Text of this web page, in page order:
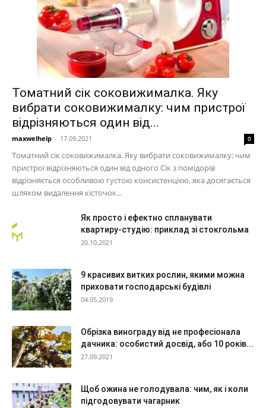
Томатний сік соковижималка. Яку
вибрати соковижималку: чим пристрої
відрізняються один від...
maxwelhelp - 17.09.2021 0
Томатний сік соковижималка. Яку вибрати соковижималку: чим
пристрої відрізняються один від одного Сік з помідорів
відрізняється особливою густою консистенцією, яка досягається
шляхом видалення кісточок...
Як просто і ефектно спланувати
квартиру-студію: приклад зі стокгольма
20.10.2021
9 красивих витких рослин, якими можна
приховати господарські будівлі
04.05.2019
Обрізка винограду від не професіонала
дачника: особистий досвід, або 10 років...
27.09.2021
Щоб ожина не голодувала: чим, як і коли
підгодовувати чагарник